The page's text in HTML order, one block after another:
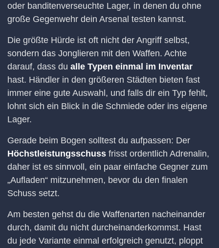
oder banditenverseuchte Lager, in denen du ohne
große Gegenwehr dein Arsenal testen kannst.
Die größte Hürde ist oft nicht der Angriff selbst,
sondern das Jonglieren mit den Waffen. Achte
darauf, dass du alle Typen einmal im Inventar
hast. Händler in den größeren Städten bieten fast
immer eine gute Auswahl, und falls dir ein Typ fehlt,
lohnt sich ein Blick in die Schmiede oder ins eigene
Lager.
Gerade beim Bogen solltest du aufpassen: Der
Höchstleistungsschuss frisst ordentlich Adrenalin,
daher ist es sinnvoll, ein paar einfache Gegner zum
„Aufladen“ mitzunehmen, bevor du den finalen
Schuss setzt.
Am besten gehst du die Waffenarten nacheinander
durch, damit du nicht durcheinanderkommst. Hast
du jede Variante einmal erfolgreich genutzt, ploppt